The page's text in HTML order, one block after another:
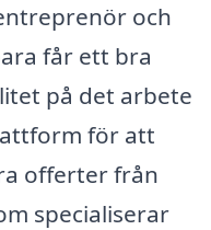
och
får ett bra
på det arbete
för att
offerter från
specialiserar